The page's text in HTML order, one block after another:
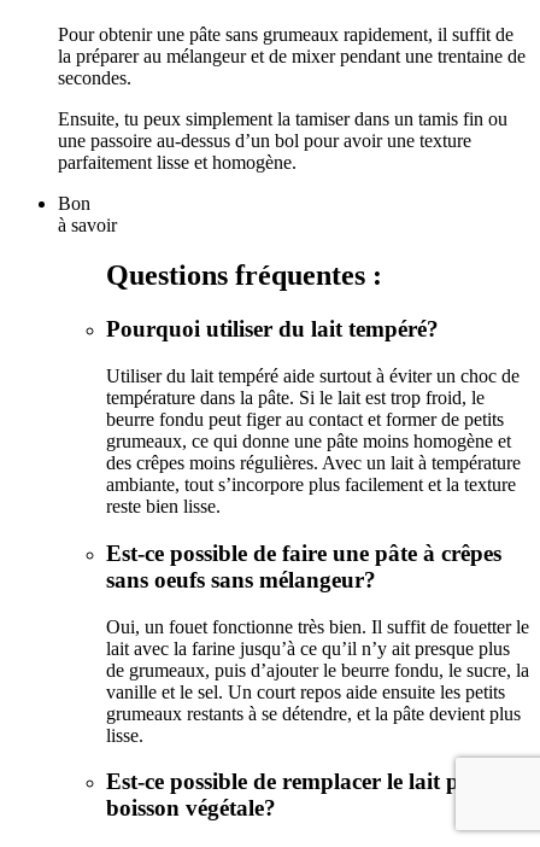
Pour obtenir une pâte sans grumeaux rapidement, il suffit de
la préparer au mélangeur et de mixer pendant une trentaine de
secondes.
Ensuite, tu peux simplement la tamiser dans un tamis fin ou
une passoire au-dessus d’un bol pour avoir une texture
parfaitement lisse et homogène.
Bon
à savoir
Questions fréquentes :
Pourquoi utiliser du lait tempéré?
Utiliser du lait tempéré aide surtout à éviter un choc de
température dans la pâte. Si le lait est trop froid, le
beurre fondu peut figer au contact et former de petits
grumeaux, ce qui donne une pâte moins homogène et
des crêpes moins régulières. Avec un lait à température
ambiante, tout s’incorpore plus facilement et la texture
reste bien lisse.
Est-ce possible de faire une pâte à crêpes
sans oeufs sans mélangeur?
Oui, un fouet fonctionne très bien. Il suffit de fouetter le
lait avec la farine jusqu’à ce qu’il n’y ait presque plus
de grumeaux, puis d’ajouter le beurre fondu, le sucre, la
vanille et le sel. Un court repos aide ensuite les petits
grumeaux restants à se détendre, et la pâte devient plus
lisse.
Est-ce possible de remplacer le lait par une
boisson végétale?